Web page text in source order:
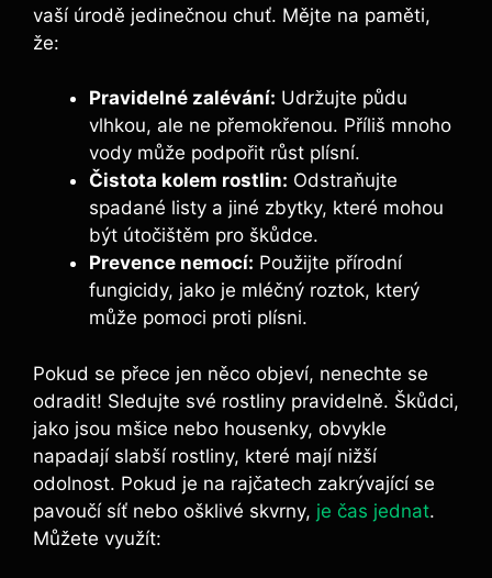
⁣vaší‌ úrodě jedinečnou chuť. Mějte na paměti,
‍že:
Pravidelné zalévání: Udržujte půdu
vlhkou, ale ne přemokřenou. Příliš ⁤mnoho
vody⁤ může podpořit růst plísní.
Čistota ‌kolem rostlin: Odstraňujte
spadané listy a jiné zbytky, které mohou
být‍ útočištěm pro škůdce.
Prevence nemocí: Použijte přírodní
fungicidy, jako je mléčný roztok,⁣ který
může ​pomoci proti ⁣plísni.
Pokud se přece jen něco objeví,⁣ nenechte se
⁢odradit! ⁢Sledujte své rostliny pravidelně. Škůdci,
jako ⁣jsou mšice⁢ nebo housenky, obvykle⁣
napadají slabší⁤ rostliny, které mají nižší
odolnost. Pokud ⁢je ‍na rajčatech zakrývající se
pavoučí ​síť⁢ nebo ošklivé ⁣skvrny, je čas jednat.⁤
Můžete ⁤využít: